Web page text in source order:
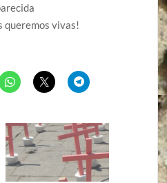
queremos vivas!